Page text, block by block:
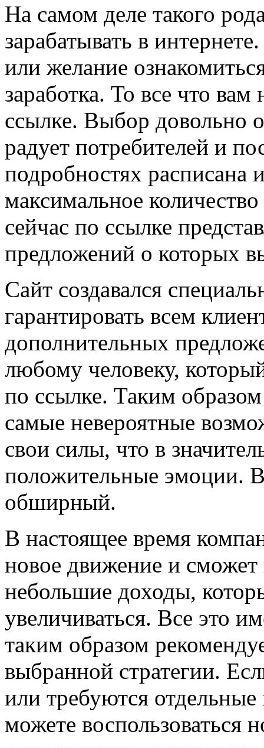
На самом деле такого
зарабатывать в
или желание
заработка. То все что
ссылке. Выбор довольно
радует потребителей и
подробностях расписана
максимальное
сейчас по ссылке
предложений о которых
Сайт создавался
гарантировать всем
дополнительных
любому человеку,
по ссылке. Таким
самые невероятные
свои силы, что в
положительные эмоции.
обширный.
В настоящее время
новое движение и сможет
небольшие доходы,
увеличиваться. Все это
таким образом
выбранной стратегии.
или требуются
можете воспользоваться